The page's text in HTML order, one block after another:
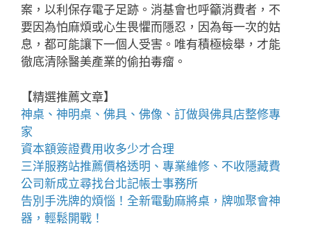
案，以利保存電子足跡。消基會也呼籲消費者，不
要因為怕麻煩或心生畏懼而隱忍，因為每一次的姑
息，都可能讓下一個人受害。唯有積極檢舉，才能
徹底清除醫美產業的偷拍毒瘤。
【精選推薦文章】
神桌、 神明桌 、 佛具 、佛像、訂做與佛具店整修專
家
資本額簽證費用收多少才合理
三洋服務站推薦價格透明、專業維修、不收隱藏費
公司新成立尋找台北記帳士事務所
告別手洗牌的煩惱！全新電動麻將桌 ，牌咖聚會神
器，輕鬆開戰！